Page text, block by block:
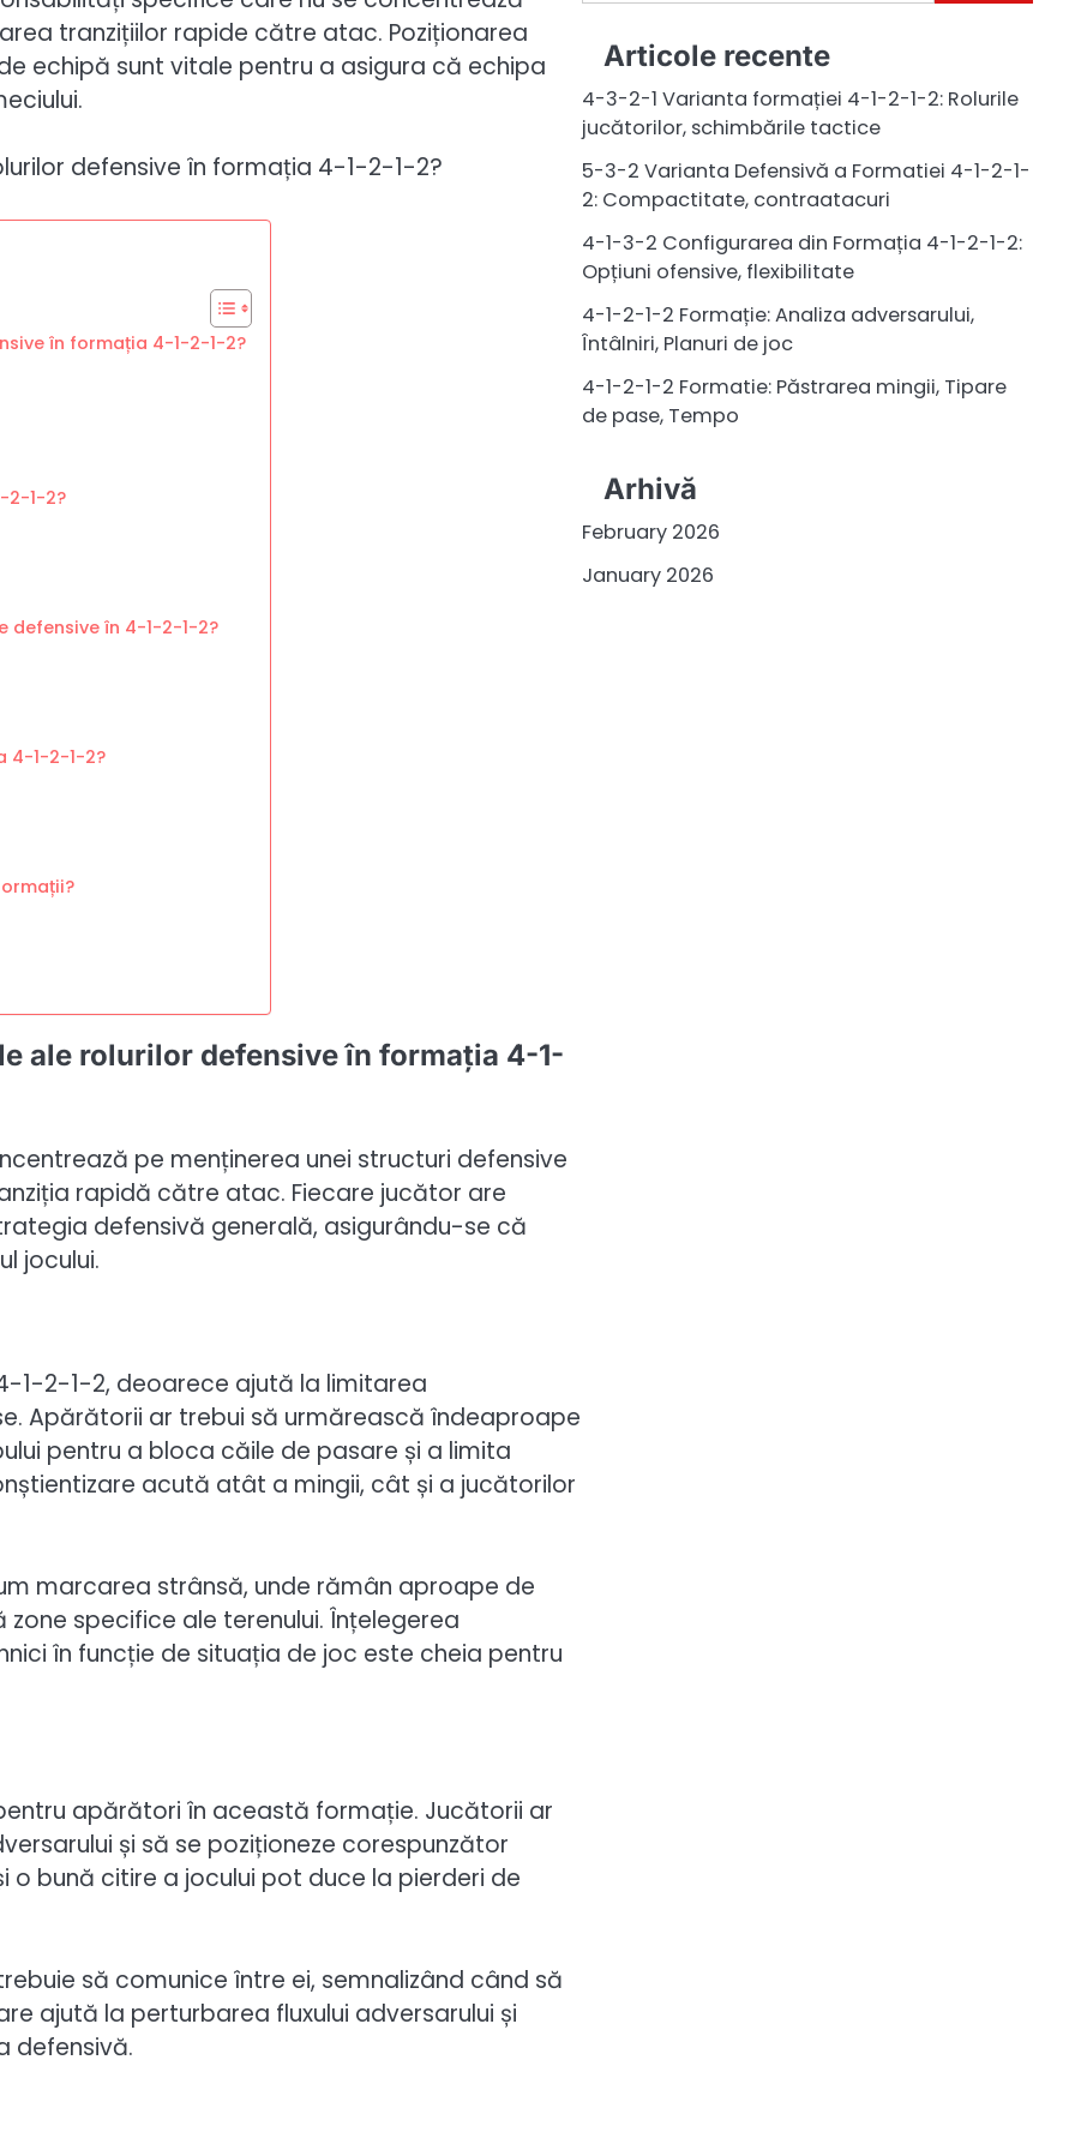
tranzițiilor rapide către atac. Poziționarea
echipă sunt vitale pentru a asigura că echipa
în formația 4-1-2-1-2?
2-1-2?
defensive în 4-1-2-1-2?
4-1-2-1-2?
ale rolurilor defensive în formația 4-1-
pe menținerea unei structuri defensive
rapidă către atac. Fiecare jucător are
defensivă generală, asigurându-se că
jocului.
1-2-1-2, deoarece ajută la limitarea
Apărătorii ar trebui să urmărească îndeaproape
pentru a bloca căile de pasare și a limita
acută atât a mingii, cât și a jucătorilor
marcarea strânsă, unde rămân aproape de
specifice ale terenului. Înțelegerea
în funcție de situația de joc este cheia pentru
apărători în această formație. Jucătorii ar
și să se poziționeze corespunzător
bună citire a jocului pot duce la pierderi de
să comunice între ei, semnalizând când să
ajută la perturbarea fluxului adversarului și
defensivă.
for:
Articole recente
4-3-2-1 Varianta formației 4-1-2-1-2: Rolurile
jucătorilor, schimbările tactice
5-3-2 Varianta Defensivă a Formatiei 4-1-2-1-
2: Compactitate, contraatacuri
4-1-3-2 Configurarea din Formația 4-1-2-1-2:
Opțiuni ofensive, flexibilitate
4-1-2-1-2 Formație: Analiza adversarului,
Întâlniri, Planuri de joc
4-1-2-1-2 Formatie: Păstrarea mingii, Tipare
de pase, Tempo
Arhivă
February 2026
January 2026